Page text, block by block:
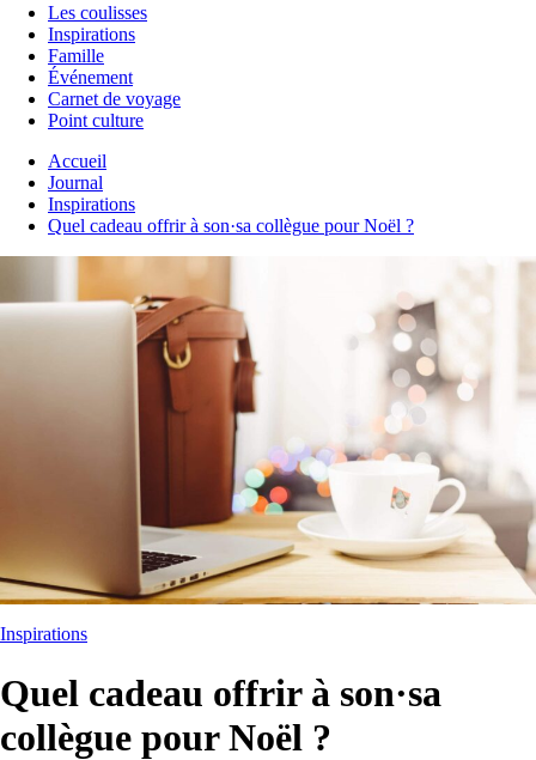
Les coulisses
Inspirations
Famille
Événement
Carnet de voyage
Point culture
Accueil
Journal
Inspirations
Quel cadeau offrir à son·sa collègue pour Noël ?
Inspirations
Quel cadeau offrir à son·sa
collègue pour Noël ?